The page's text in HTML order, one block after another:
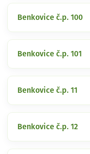
Benkovice č.p. 100
Benkovice č.p. 101
Benkovice č.p. 11
Benkovice č.p. 12